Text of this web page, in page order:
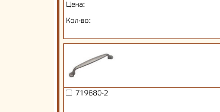
Цена:
Кол-во:
719880-2